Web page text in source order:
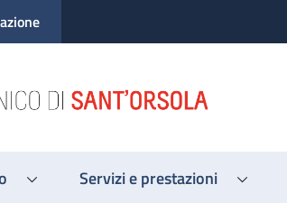
Servizi e prestazioni